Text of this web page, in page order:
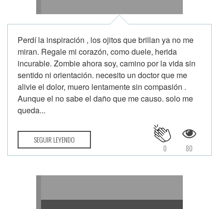
Perdí la inspiración , los ojitos que brillan ya no me
miran. Regale mi corazón, como duele, herida
incurable. Zombie ahora soy, camino por la vida sin
sentido ni orientación. necesito un doctor que me
alivie el dolor, muero lentamente sin compasión .
Aunque el no sabe el daño que me causo. solo me
queda...
SEGUIR LEYENDO
80
0